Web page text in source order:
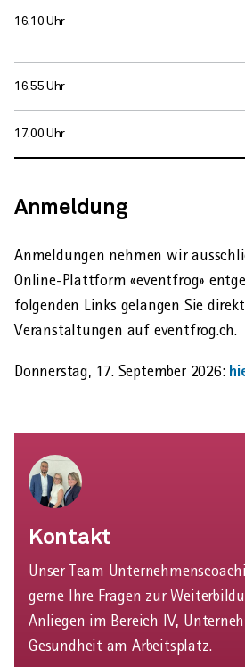
16.10 Uhr
16.55 Uhr
17.00 Uhr
Anmeldung
Anmeldungen nehmen wir
Online-Plattform «eventfrog»
folgenden Links gelangen Sie
Veranstaltungen auf eventfrog.ch.
Donnerstag, 17. September 2026:
Kontakt
Unser Team
gerne Ihre Fragen zur
Anliegen im Bereich IV,
Gesundheit am Arbeitsplatz.